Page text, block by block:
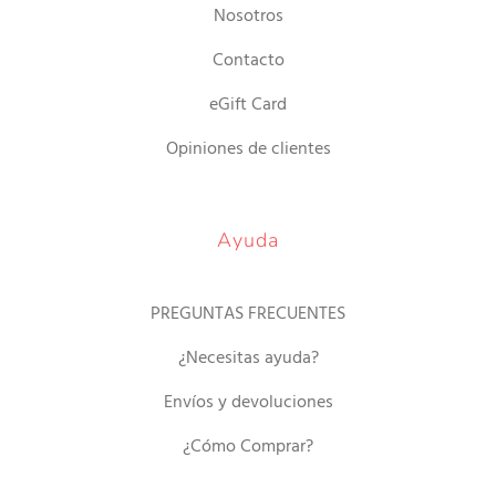
Nosotros
Contacto
eGift Card
Opiniones de clientes
Ayuda
PREGUNTAS FRECUENTES
¿Necesitas ayuda?
Envíos y devoluciones
¿Cómo Comprar?